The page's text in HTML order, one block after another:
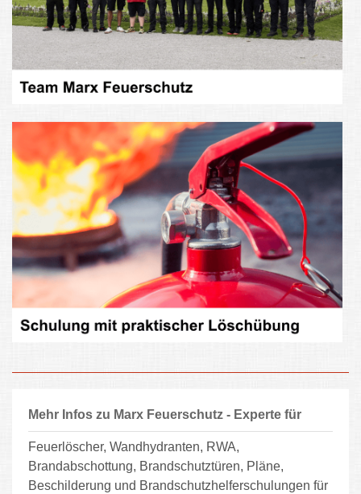
Mehr Infos zu Marx Feuerschutz - Experte für
Feuerlöscher, Wandhydranten, RWA,
Brandabschottung, Brandschutztüren, Pläne,
Beschilderung und Brandschutzhelferschulungen für